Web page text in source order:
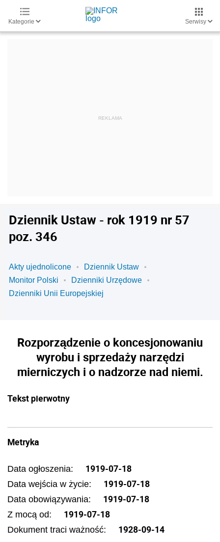
Kategorie Serwisy
Dziennik Ustaw - rok 1919 nr 57
poz. 346
Akty ujednolicone
Dziennik Ustaw
Monitor Polski
Dzienniki Urzędowe
Dzienniki Unii Europejskiej
Rozporządzenie o koncesjonowaniu
wyrobu i sprzedaży narzędzi
mierniczych i o nadzorze nad niemi.
Tekst pierwotny
Metryka
Data ogłoszenia: 1919-07-18
Data wejścia w życie: 1919-07-18
Data obowiązywania: 1919-07-18
Z mocą od: 1919-07-18
Dokument traci ważność: 1928-09-14